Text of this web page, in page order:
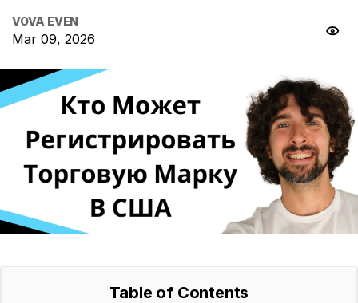
VOVA EVEN
Mar 09, 2026
Table of Contents